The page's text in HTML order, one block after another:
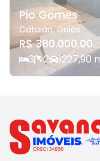
Pio Gomes
Catalão,Goiás
R$ 380.000,00
3 2 1227,90